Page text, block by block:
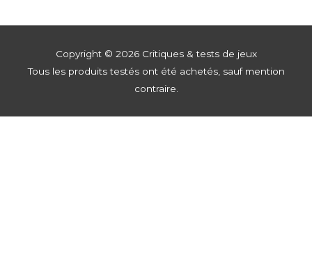
Copyright © 2026 Critiques & tests de jeux
Tous les produits testés ont été achetés, sauf mention
contraire.